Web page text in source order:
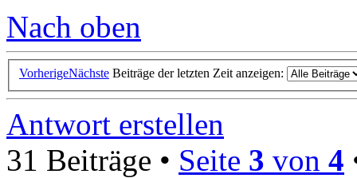
Nach oben
VorherigeNächste Beiträge der letzten Zeit anzeigen:
Antwort erstellen
31 Beiträge • Seite 3 von 4